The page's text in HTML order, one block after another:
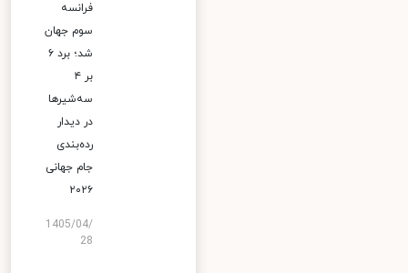
فرانسه
سوم جهان
شد؛ برد ۶
بر ۴
سه‌شیرها
در دیدار
رده‌بندی
جام جهانی
۲۰۲۶
1405/04/
28